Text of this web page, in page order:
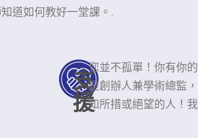
道如何教好一堂課。.
支
援
您並不孤單！你有你
是創辦人兼學術總監
知所措或絕望的人！